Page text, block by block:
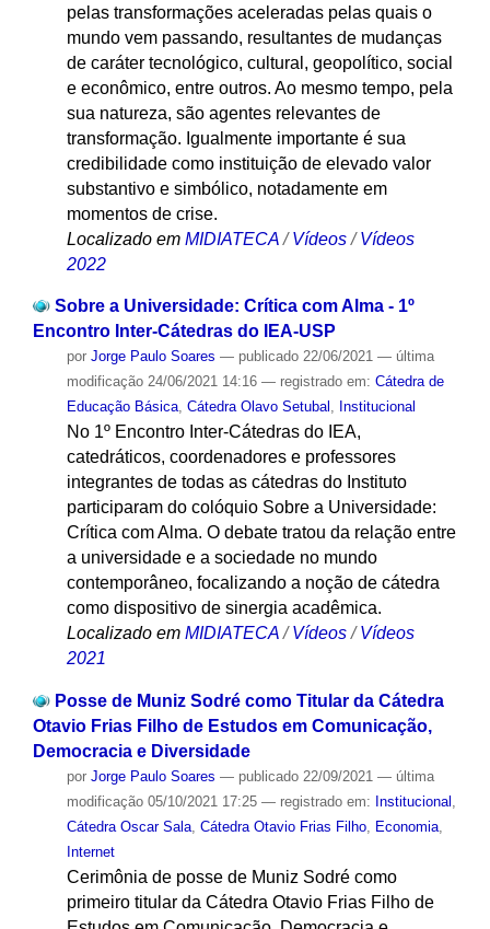
pelas transformações aceleradas pelas quais o
mundo vem passando, resultantes de mudanças
de caráter tecnológico, cultural, geopolítico, social
e econômico, entre outros. Ao mesmo tempo, pela
sua natureza, são agentes relevantes de
transformação. Igualmente importante é sua
credibilidade como instituição de elevado valor
substantivo e simbólico, notadamente em
momentos de crise.
Localizado em MIDIATECA /Vídeos /Vídeos
2022
Sobre a Universidade: Crítica com Alma - 1º
Encontro Inter-Cátedras do IEA-USP
por Jorge Paulo Soares — publicado22/06/2021 — última
modificação24/06/2021 14:16 — registrado em: Cátedra de
Educação Básica, Cátedra Olavo Setubal , Institucional
No 1º Encontro Inter-Cátedras do IEA,
catedráticos, coordenadores e professores
integrantes de todas as cátedras do Instituto
participaram do colóquio Sobre a Universidade:
Crítica com Alma. O debate tratou da relação entre
a universidade e a sociedade no mundo
contemporâneo, focalizando a noção de cátedra
como dispositivo de sinergia acadêmica.
Localizado em MIDIATECA /Vídeos /Vídeos
2021
Posse de Muniz Sodré como Titular da Cátedra
Otavio Frias Filho de Estudos em Comunicação,
Democracia e Diversidade
por Jorge Paulo Soares — publicado22/09/2021 — última
modificação05/10/2021 17:25 — registrado em: Institucional ,
Cátedra Oscar Sala, Cátedra Otavio Frias Filho, Economia,
Internet
Cerimônia de posse de Muniz Sodré como
primeiro titular da Cátedra Otavio Frias Filho de